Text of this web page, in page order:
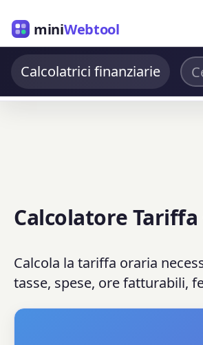
miniWebtool
Calcolatrici finanziarie
Calcolatore
Calcola la tariffa oraria
tasse, spese, ore fatturabili,